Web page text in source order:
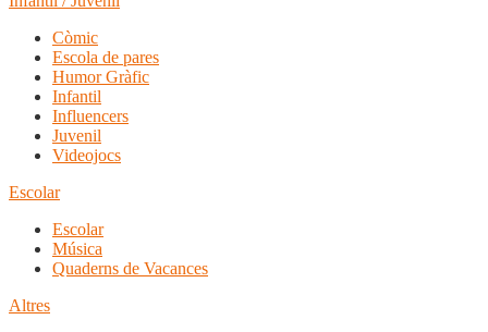
Còmic
Escola de pares
Humor Gràfic
Infantil
Influencers
Juvenil
Videojocs
Escolar
Escolar
Música
Quaderns de Vacances
Altres